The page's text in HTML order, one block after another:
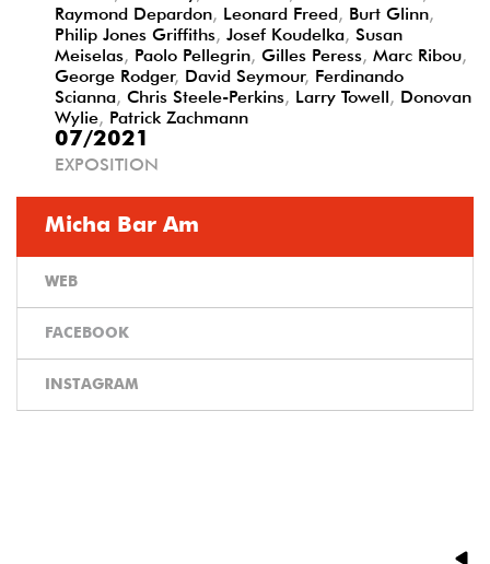
Raymond Depardon Leonard Freed Burt Glinn
Philip Jones Griffiths Josef Koudelka Susan
Meiselas Paolo Pellegrin Gilles Peress Marc Ribou
George Rodger, David Seymour, Ferdinando
Scianna Chris Steele-Perkins Larry Towell Donovan
Wylie Patrick Zachmann
07/2021
EXPOSITION
Micha Bar Am
WEB
FACEBOOK
INSTAGRAM